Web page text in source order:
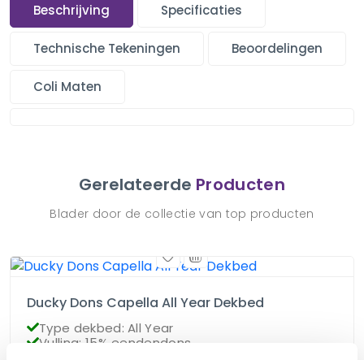
Beschrijving Specificaties
Technische Tekeningen Beoordelingen
Coli Maten
Gerelateerde Producten
Blader door de collectie van top producten
Ducky Dons Capella All Year Dekbed
Type dekbed: All Year
Vulling: 15% eendendons